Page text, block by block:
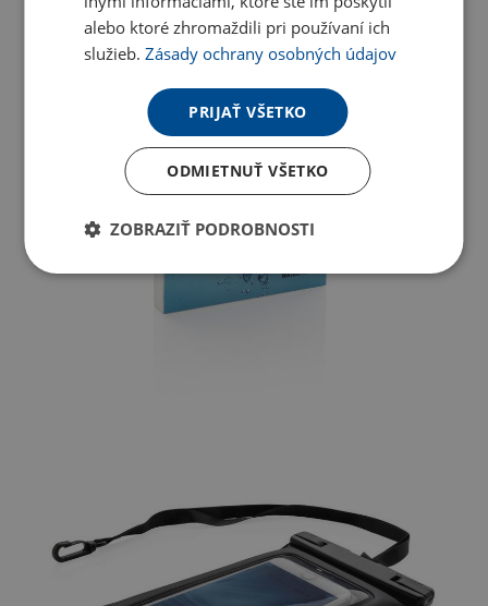
alebo ktoré zhromaždili pri používaní ich
služieb.Zásady ochrany osobných údajov
PRIJAŤ VŠETKO
ODMIETNUŤ VŠETKO
ZOBRAZIŤ PODROBNOSTI